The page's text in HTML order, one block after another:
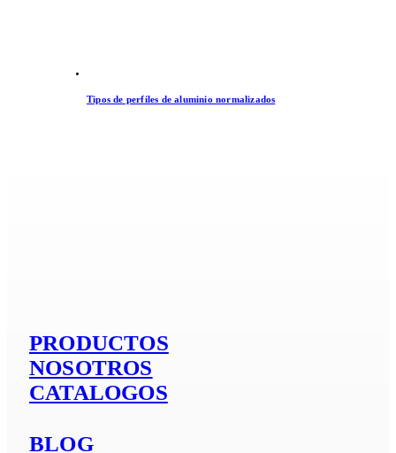
Tipos de perfiles de aluminio normalizados
PRODUCTOS
NOSOTROS
CATALOGOS
BLOG